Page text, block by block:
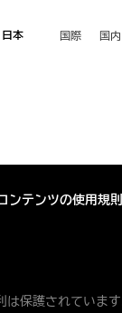
日本 国際 国内
ンテンツの使用規則
保護されています